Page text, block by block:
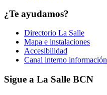
¿Te ayudamos?
Directorio La Salle
Mapa e instalaciones
Accesibilidad
Canal interno información
Sigue a La Salle BCN